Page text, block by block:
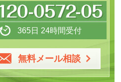
365日 24時間受付
無料メール相談